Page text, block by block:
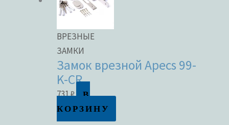
ВРЕЗНЫЕ
ЗАМКИ
Замок врезной Apecs 99-
K-CR
731₽
В
КОРЗИНУ